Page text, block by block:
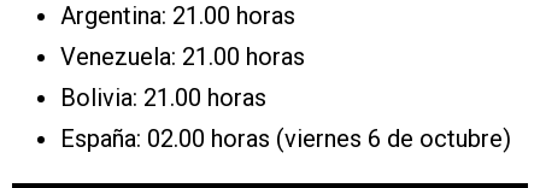
Argentina: 21.00 horas
Venezuela: 21.00 horas
Bolivia: 21.00 horas
España: 02.00 horas (viernes 6 de octubre)